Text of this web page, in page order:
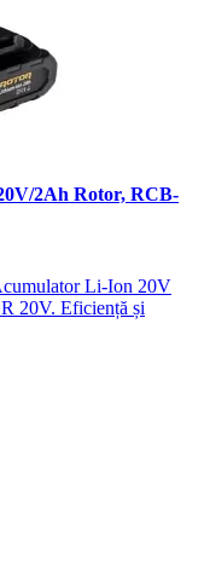
2Ah Rotor, RCB-
Li-Ion 20V
20V. Eficiență și